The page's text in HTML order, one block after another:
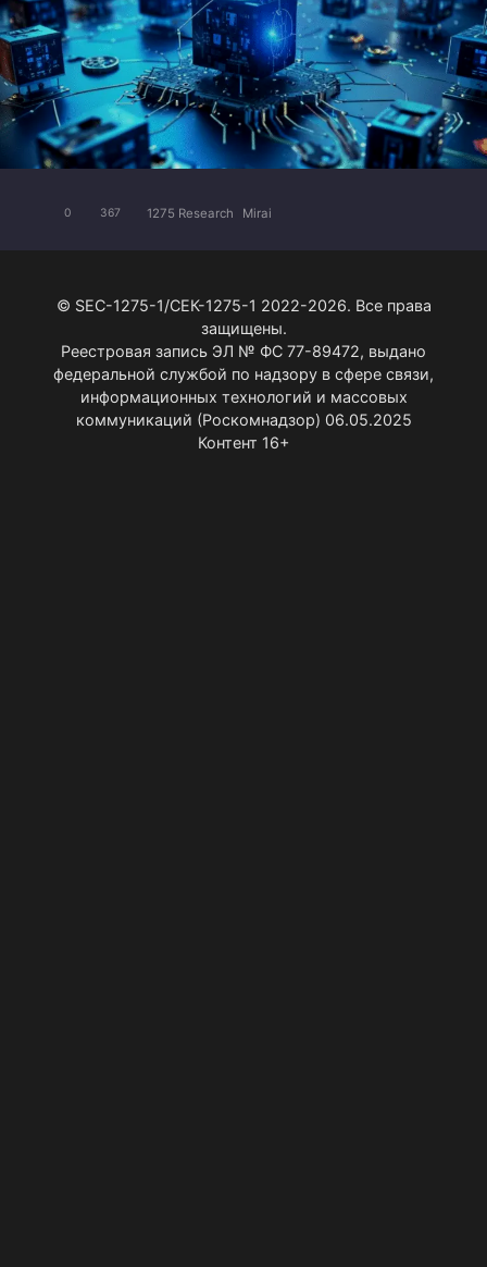
0 367 1275 Research Mirai
© SEC-1275-1/СЕК-1275-1 2022-2026. Все права
защищены.
Реестровая запись ЭЛ № ФС 77-89472, выдано
федеральной службой по надзору в сфере связи,
информационных технологий и массовых
коммуникаций (Роскомнадзор) 06.05.2025
Контент 16+